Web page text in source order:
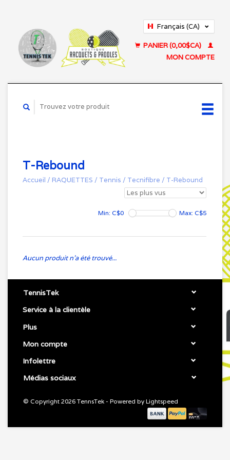
Français (CA)
PANIER (0,00$CA)
MON COMPTE
T-Rebound
Accueil / RAQUETTES / Tennis / Tecnifibre / T-Rebound
Min: C$0 Max: C$5
Aucun produit n'a été trouvé...
TennisTek
Service à la clientèle
Plus
Mon compte
Infolettre
Médias sociaux
© Copyright 2026 TennsTek - Powered by Lightspeed